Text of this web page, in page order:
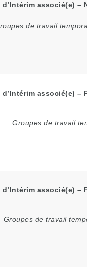
associé(e) –
de travail
associé(e) –
Groupes de travail
associé(e) –
Groupes de travail